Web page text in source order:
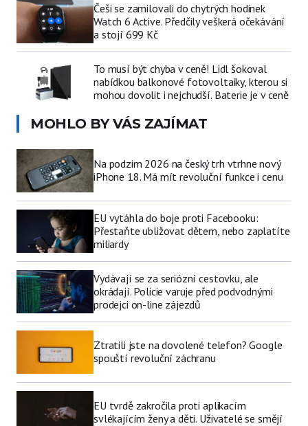
Češi se zamilovali do chytrých hodinek
Watch 6 Active. Předčily veškerá očekávání
a stojí 699 Kč
To musí být chyba v ceně! Lidl šokoval
nabídkou balkonové fotovoltaiky, kterou si
mohou dovolit i nejchudší. Baterie je v ceně
MOHLO BY VÁS ZAJÍMAT
Na podzim 2026 na český trh vtrhne nový
iPhone 18. Má mít revoluční funkce i cenu
EU vytáhla do boje proti Facebooku:
Přestaňte ubližovat dětem, nebo zaplatíte
miliardy
Vydávají se za seriózní cestovku, ale
okrádají. Policie varuje před podvodnými
prodejci on-line zájezdů
Ztratili jste na dovolené telefon? Google
spouští revoluční záchranu
EU tvrdě zakročila proti aplikacím
svlékajícím ženy a děti. Uživatelé se smějí